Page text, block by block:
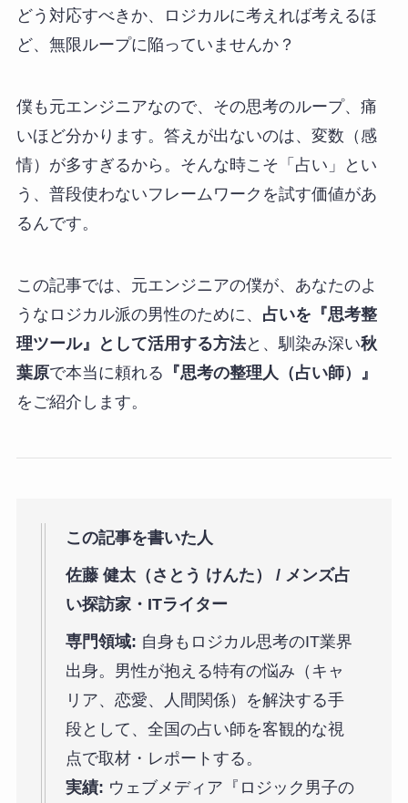
どう対応すべきか、ロジカルに考えれば考えるほ
ど、無限ループに陥っていませんか？
僕も元エンジニアなので、その思考のループ、痛
いほど分かります。答えが出ないのは、変数（感
情）が多すぎるから。そんな時こそ「占い」とい
う、普段使わないフレームワークを試す価値があ
るんです。
この記事では、元エンジニアの僕が、あなたのよ
うなロジカル派の男性のために、 占いを『思考整
理ツール』として活用する方法と、馴染み深い秋
葉原で本当に頼れる 『思考の整理人（占い師）』
をご紹介します。
この記事を書いた人
佐藤 健太（さとう けんた） / メンズ占
い探訪家・ITライター
専門領域: 自身もロジカル思考のIT業界
出身。男性が抱える特有の悩み（キャ
リア、恋愛、人間関係）を解決する手
段として、全国の占い師を客観的な視
点で取材・レポートする。
実績: ウェブメディア『ロジック男子の